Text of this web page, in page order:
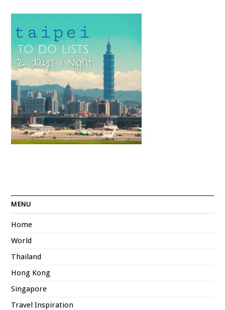
MENU
Home
World
Thailand
Hong Kong
Singapore
Travel Inspiration